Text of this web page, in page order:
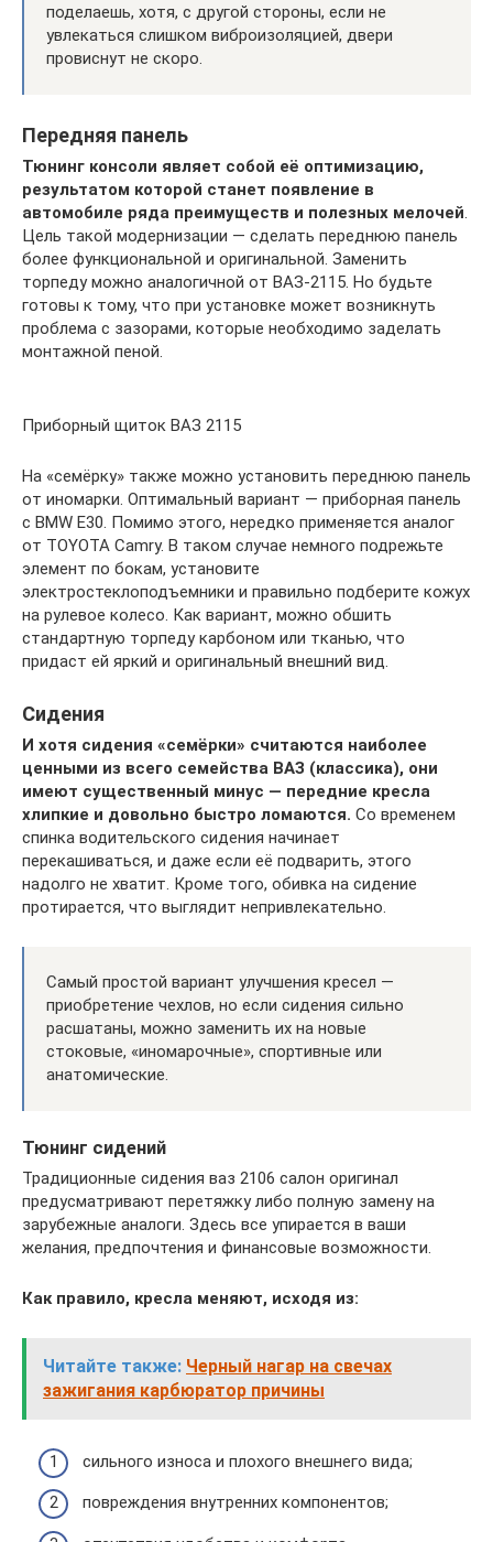
поделаешь, хотя, с другой стороны, если не
увлекаться слишком виброизоляцией, двери
провиснут не скоро.
Передняя панель
Тюнинг консоли являет собой её оптимизацию,
результатом которой станет появление в
автомобиле ряда преимуществ и полезных мелочей.
Цель такой модернизации — сделать переднюю панель
более функциональной и оригинальной. Заменить
торпеду можно аналогичной от ВАЗ-2115. Но будьте
готовы к тому, что при установке может возникнуть
проблема с зазорами, которые необходимо заделать
монтажной пеной.
Приборный щиток ВАЗ 2115
На «семёрку» также можно установить переднюю панель
от иномарки. Оптимальный вариант — приборная панель
с BMW E30. Помимо этого, нередко применяется аналог
от TOYOTA Camry. В таком случае немного подрежьте
элемент по бокам, установите
электростеклоподъемники и правильно подберите кожух
на рулевое колесо. Как вариант, можно обшить
стандартную торпеду карбоном или тканью, что
придаст ей яркий и оригинальный внешний вид.
Сидения
И хотя сидения «семёрки» считаются наиболее
ценными из всего семейства ВАЗ (классика), они
имеют существенный минус — передние кресла
хлипкие и довольно быстро ломаются. Со временем
спинка водительского сидения начинает
перекашиваться, и даже если её подварить, этого
надолго не хватит. Кроме того, обивка на сидение
протирается, что выглядит непривлекательно.
Самый простой вариант улучшения кресел —
приобретение чехлов, но если сидения сильно
расшатаны, можно заменить их на новые
стоковые, «иномарочные», спортивные или
анатомические.
Тюнинг сидений
Традиционные сидения ваз 2106 салон оригинал
предусматривают перетяжку либо полную замену на
зарубежные аналоги. Здесь все упирается в ваши
желания, предпочтения и финансовые возможности.
Как правило, кресла меняют, исходя из:
Читайте также: Черный нагар на свечах
зажигания карбюратор причины
сильного износа и плохого внешнего вида;
повреждения внутренних компонентов;